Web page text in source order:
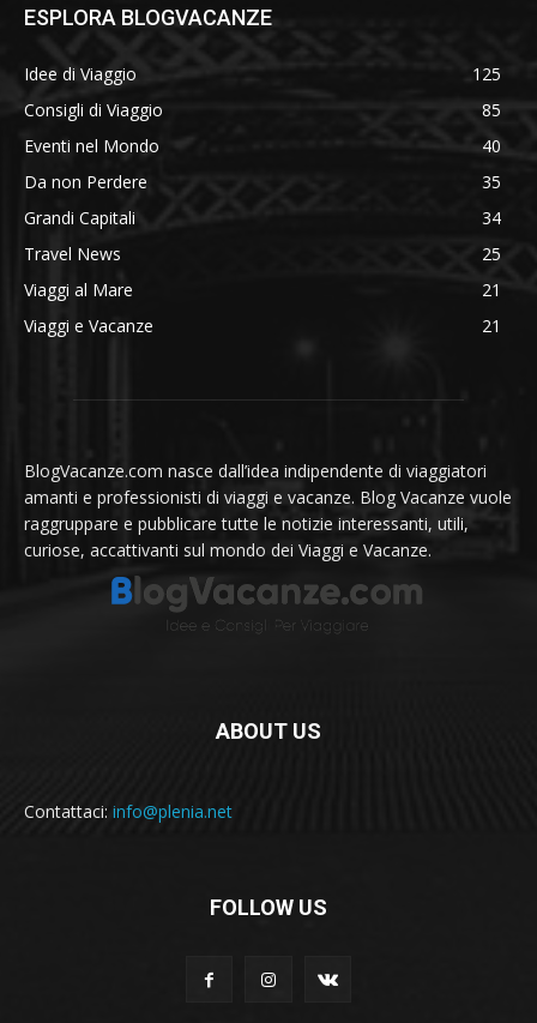
ESPLORA BLOGVACANZE
Idee di Viaggio
125
Consigli di Viaggio
85
Eventi nel Mondo
40
Da non Perdere
35
Grandi Capitali
34
Travel News
25
Viaggi al Mare
21
Viaggi e Vacanze
21
BlogVacanze.com nasce dall’idea indipendente di viaggiatori
amanti e professionisti di viaggi e vacanze. Blog Vacanze vuole
raggruppare e pubblicare tutte le notizie interessanti, utili,
curiose, accattivanti sul mondo dei Viaggi e Vacanze.
ABOUT US
Contattaci: info@plenia.net
FOLLOW US